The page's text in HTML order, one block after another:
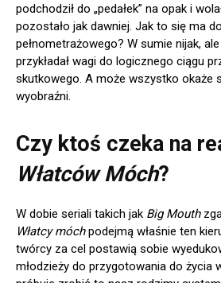
podchodził do „pedałek” na opak i
pozostało jak dawniej. Jak to się ma
pełnometrażowego? W sumie nijak,
przykładał wagi do logicznego ciągu
skutkowego. A może wszystko okaże
wyobraźni.
Czy ktoś czeka na
Włatców Móch?
W dobie seriali takich jak Big Mouth
Włatcy móchpodejmą właśnie ten
twórcy za cel postawią sobie
młodzieży do przygotowania do życia